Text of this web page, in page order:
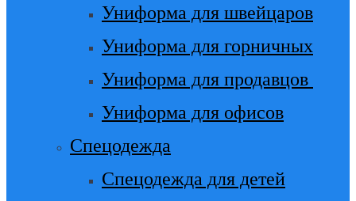
Униформа для швейцаров
Униформа для горничных
Униформа для продавцов
Униформа для офисов
Спецодежда
Спецодежда для детей